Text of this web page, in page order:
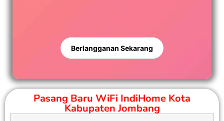
Berlangganan Sekarang
Pasang Baru WiFi IndiHome Kota
Kabupaten Jombang